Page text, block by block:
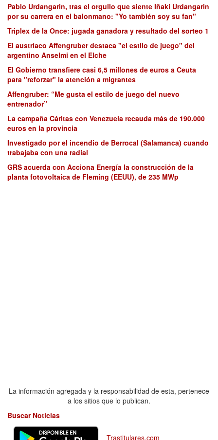
Pablo Urdangarin, tras el orgullo que siente Iñaki Urdangarin
por su carrera en el balonmano: "Yo también soy su fan"
Triplex de la Once: jugada ganadora y resultado del sorteo 1
El austríaco Affengruber destaca "el estilo de juego" del
argentino Anselmi en el Elche
El Gobierno transfiere casi 6,5 millones de euros a Ceuta
para "reforzar" la atención a migrantes
Affengruber: “Me gusta el estilo de juego del nuevo
entrenador”
La campaña Cáritas con Venezuela recauda más de 190.000
euros en la provincia
Investigado por el incendio de Berrocal (Salamanca) cuando
trabajaba con una radial
GRS acuerda con Acciona Energía la construcción de la
planta fotovoltaica de Fleming (EEUU), de 235 MWp
La información agregada y la responsabilidad de esta, pertenece
a los sitios que lo publican.
Buscar Noticias
Trastitulares.com